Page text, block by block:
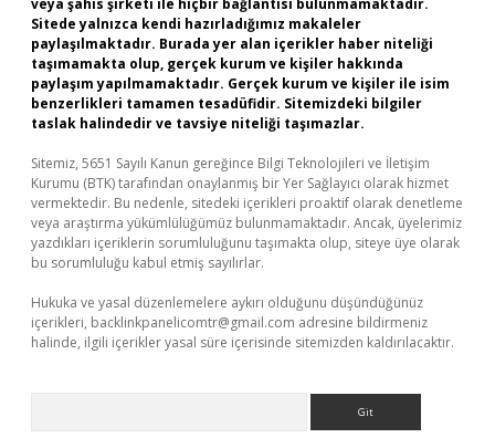
veya şahıs şirketi ile hiçbir bağlantısı bulunmamaktadır.
Sitede yalnızca kendi hazırladığımız makaleler
paylaşılmaktadır. Burada yer alan içerikler haber niteliği
taşımamakta olup, gerçek kurum ve kişiler hakkında
paylaşım yapılmamaktadır. Gerçek kurum ve kişiler ile isim
benzerlikleri tamamen tesadüfidir. Sitemizdeki bilgiler
taslak halindedir ve tavsiye niteliği taşımazlar.
Sitemiz, 5651 Sayılı Kanun gereğince Bilgi Teknolojileri ve İletişim
Kurumu (BTK) tarafından onaylanmış bir Yer Sağlayıcı olarak hizmet
vermektedir. Bu nedenle, sitedeki içerikleri proaktif olarak denetleme
veya araştırma yükümlülüğümüz bulunmamaktadır. Ancak, üyelerimiz
yazdıkları içeriklerin sorumluluğunu taşımakta olup, siteye üye olarak
bu sorumluluğu kabul etmiş sayılırlar.
Hukuka ve yasal düzenlemelere aykırı olduğunu düşündüğünüz
içerikleri, backlinkpanelicomtr@gmail.com adresine bildirmeniz
halinde, ilgili içerikler yasal süre içerisinde sitemizden kaldırılacaktır.